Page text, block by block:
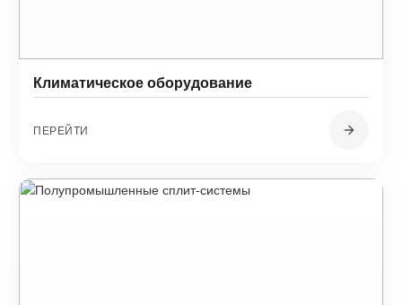
Климатическое оборудование
ПЕРЕЙТИ